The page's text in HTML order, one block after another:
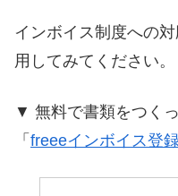
インボイス制度への
用してみてください。
▼ 無料で書類をつく
「 freeeインボイス登